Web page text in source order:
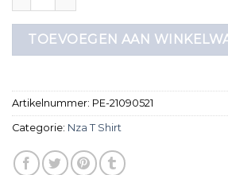
TOEVOEGEN AAN
Artikelnummer: PE-21090521
Categorie: Nza T Shirt